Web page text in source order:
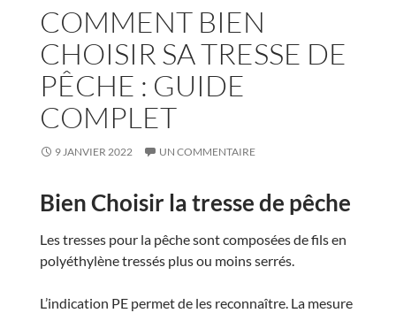
COMMENT BIEN
CHOISIR SA TRESSE DE
PÊCHE : GUIDE
COMPLET
9 JANVIER 2022 UN COMMENTAIRE
Bien Choisir la tresse de pêche
Les tresses pour la pêche sont composées de fils en
polyéthylène tressés plus ou moins serrés.
L’indication PE permet de les reconnaître. La mesure